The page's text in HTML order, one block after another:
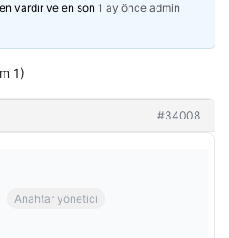
vardır ve en son 1 ay önce admin
1)
#34008
Anahtar yönetici